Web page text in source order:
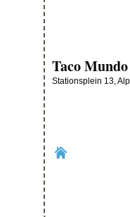
Taco Mundo
Stationsplein 13,